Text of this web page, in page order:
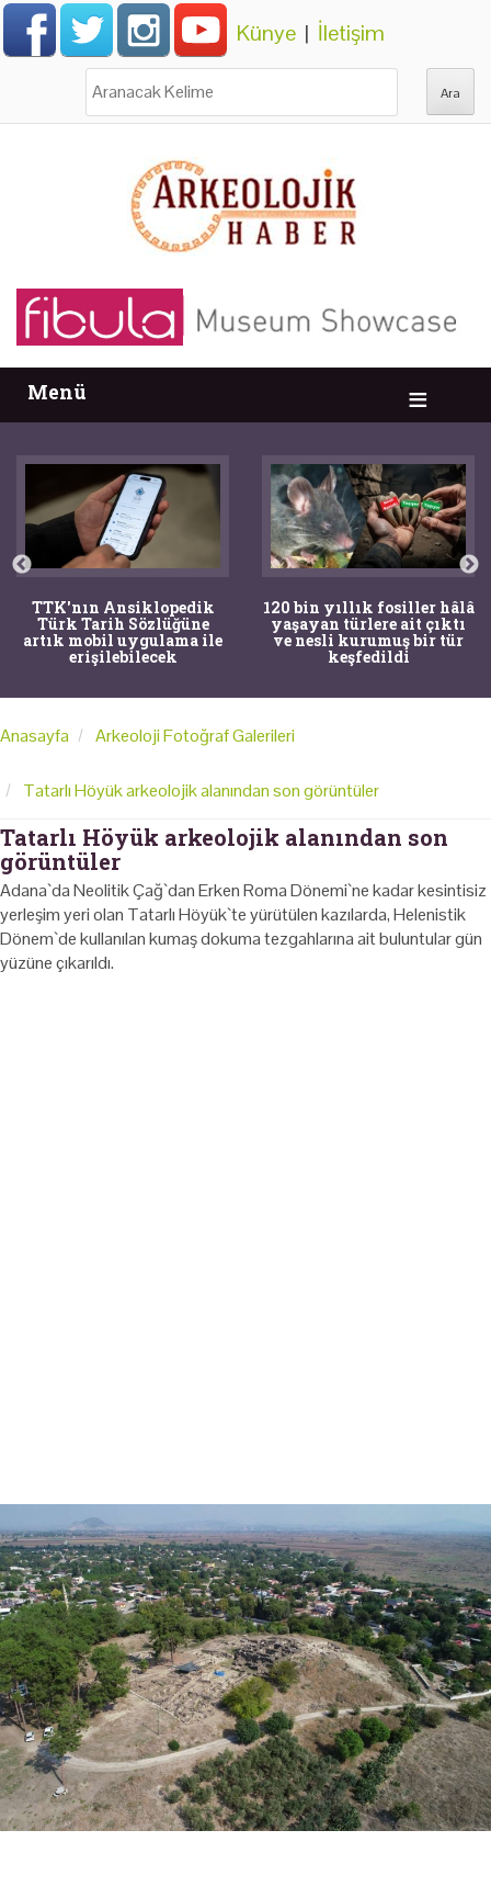
Künye | İletişim
Menü
TTK'nın Ansiklopedik
Türk Tarih Sözlüğüne
artık mobil uygulama ile
erişilebilecek
120 bin yıllık fosiller hâlâ
yaşayan türlere ait çıktı
ve nesli kurumuş bir tür
keşfedildi
Anasayfa Arkeoloji Fotoğraf Galerileri
Tatarlı Höyük arkeolojik alanından son görüntüler
Tatarlı Höyük arkeolojik alanından son
görüntüler
Adana`da Neolitik Çağ`dan Erken Roma Dönemi`ne kadar kesintisiz
yerleşim yeri olan Tatarlı Höyük`te yürütülen kazılarda, Helenistik
Dönem`de kullanılan kumaş dokuma tezgahlarına ait buluntular gün
yüzüne çıkarıldı.